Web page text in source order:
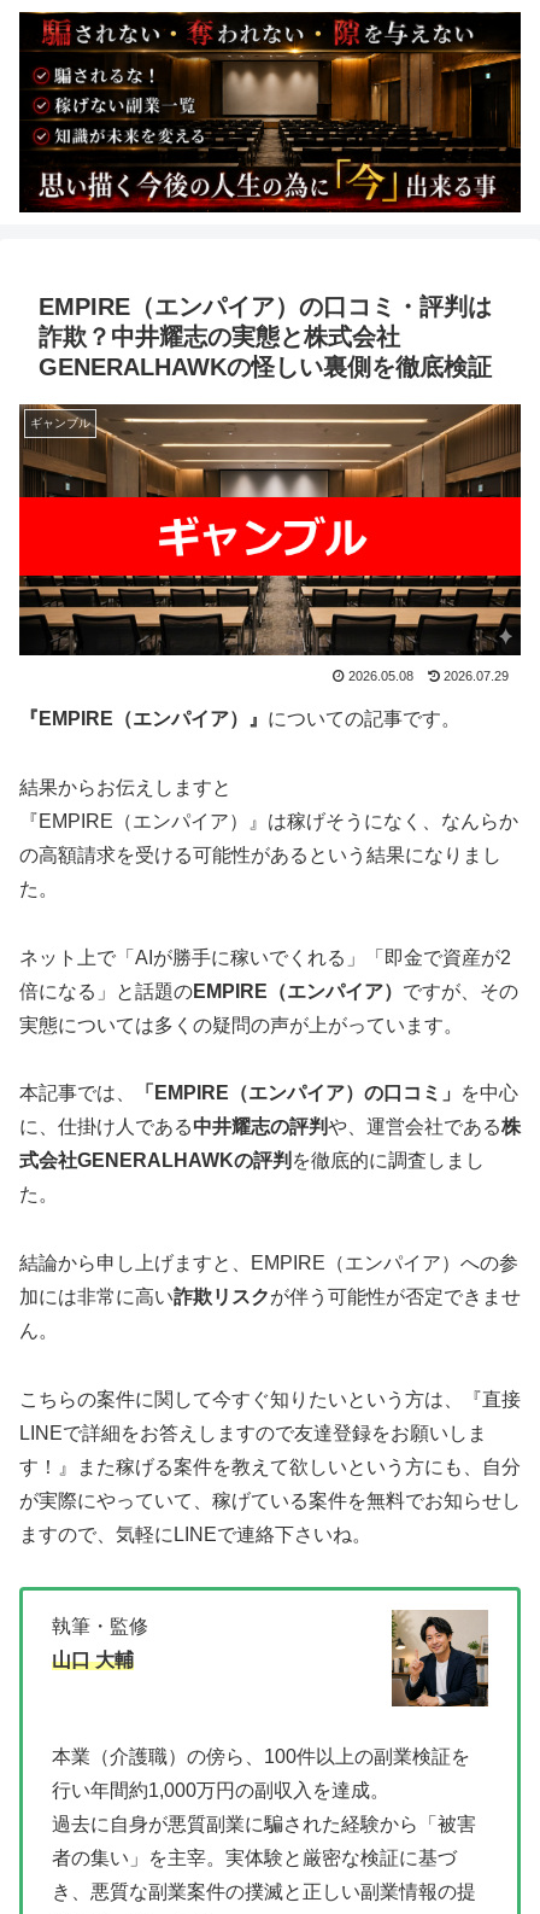
EMPIRE（エンパイア）の口コミ・評判は
詐欺？中井耀志の実態と株式会社
GENERALHAWKの怪しい裏側を徹底検証
ギャンブル
2026.05.08 2026.07.29
『EMPIRE（エンパイア）』 についての記事です。
結果からお伝えしますと
『EMPIRE（エンパイア）』は稼げそうになく、なんらか
の高額請求を受ける可能性がある という結果になりまし
た。
ネット上で「AIが勝手に稼いでくれる」「即金で資産が2
倍になる」と話題のEMPIRE（エンパイア） ですが、その
実態については多くの疑問の声が上がっています。
本記事では、 「EMPIRE（エンパイア）の口コミ」
を中心
に、仕掛け人である中井耀志の評判や、運営会社である株
式会社GENERALHAWKの評判 を徹底的に調査しまし
た。
結論から申し上げますと、EMPIRE（エンパイア）への参
加には非常に高い詐欺リスクが伴う可能性が否定できませ
ん。
こちらの案件に関して今すぐ知りたいという方は、
『直接
LINEで詳細をお答えしますので友達登録をお願いしま
す！』
また稼げる案件を教えて欲しいという方にも、自分
が実際にやっていて、稼げている案件を無料でお知らせし
ますので、気軽にLINEで連絡下さいね。
執筆・監修
山口 大輔
本業（介護職）の傍ら、100件以上の副業検証を
行い年間約1,000万円の副収入を達成。
過去に自身が悪質副業に騙された経験から「被害
者の集い」を主宰。実体験と厳密な検証に基づ
き、悪質な副業案件の撲滅と正しい副業情報の提